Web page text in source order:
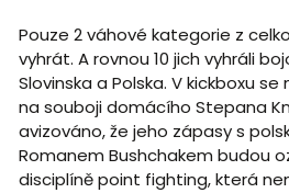
Pouze 2 váhové kategorie z
vyhrát. A rovnou 10 jich vyhráli
Slovinska a Polska. V kickboxu
na souboji domácího Stepana
avizováno, že jeho zápasy s
Romanem Bushchakem budou
disciplíně point fighting, která